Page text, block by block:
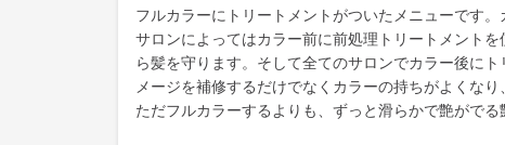
フルカラーにトリートメントがついたメニューです。
サロンによってはカラー前に前処理トリートメント
ら髪を守ります。そして全てのサロンでカラー後に
メージを補修するだけでなくカラーの持ちがよくなり
ただフルカラーするよりも、ずっと滑らかで艶がでる